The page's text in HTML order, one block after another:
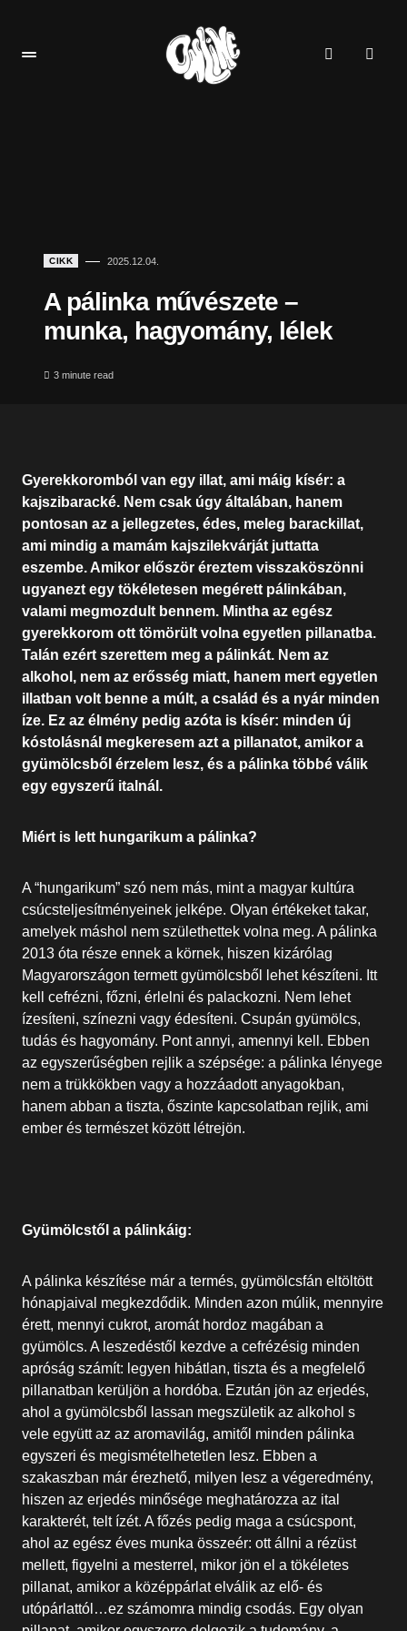
CIKK 2025.12.04.
A pálinka művészete –
munka, hagyomány, lélek
3 minute read
Gyerekkoromból van egy illat, ami máig kísér: a
kajszibaracké. Nem csak úgy általában, hanem
pontosan az a jellegzetes, édes, meleg barackillat,
ami mindig a mamám kajszilekvárját juttatta
eszembe. Amikor először éreztem visszaköszönni
ugyanezt egy tökéletesen megérett pálinkában,
valami megmozdult bennem. Mintha az egész
gyerekkorom ott tömörült volna egyetlen pillanatba.
Talán ezért szerettem meg a pálinkát. Nem az
alkohol, nem az erősség miatt, hanem mert egyetlen
illatban volt benne a múlt, a család és a nyár minden
íze. Ez az élmény pedig azóta is kísér: minden új
kóstolásnál megkeresem azt a pillanatot, amikor a
gyümölcsből érzelem lesz, és a pálinka többé válik
egy egyszerű italnál.
Miért is lett hungarikum a pálinka?
A “hungarikum” szó nem más, mint a magyar kultúra
csúcsteljesítményeinek jelképe. Olyan értékeket takar,
amelyek máshol nem születhettek volna meg. A pálinka
2013 óta része ennek a körnek, hiszen kizárólag
Magyarországon termett gyümölcsből lehet készíteni. Itt
kell cefrézni, főzni, érlelni és palackozni. Nem lehet
ízesíteni, színezni vagy édesíteni. Csupán gyümölcs,
tudás és hagyomány. Pont annyi, amennyi kell. Ebben
az egyszerűségben rejlik a szépsége: a pálinka lényege
nem a trükkökben vagy a hozzáadott anyagokban,
hanem abban a tiszta, őszinte kapcsolatban rejlik, ami
ember és természet között létrejön.
Gyümölcstől a pálinkáig:
A pálinka készítése már a termés, gyümölcsfán eltöltött
hónapjaival megkezdődik. Minden azon múlik, mennyire
érett, mennyi cukrot, aromát hordoz magában a
gyümölcs. A leszedéstől kezdve a cefrézésig minden
apróság számít: legyen hibátlan, tiszta és a megfelelő
pillanatban kerüljön a hordóba. Ezután jön az erjedés,
ahol a gyümölcsből lassan megszületik az alkohol s
vele együtt az az aromavilág, amitől minden pálinka
egyszeri és megismételhetetlen lesz. Ebben a
szakaszban már érezhető, milyen lesz a végeredmény,
hiszen az erjedés minősége meghatározza az ital
karakterét, telt ízét. A főzés pedig maga a csúcspont,
ahol az egész éves munka összeér: ott állni a rézüst
mellett, figyelni a mesterrel, mikor jön el a tökéletes
pillanat, amikor a középpárlat elválik az elő- és
utópárlattól…ez számomra mindig csodás. Egy olyan